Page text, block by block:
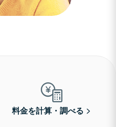
料金を計算・調べる